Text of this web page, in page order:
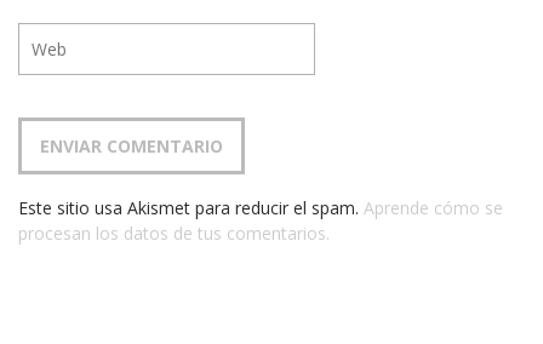
Este sitio usa Akismet para reducir el spam. Aprende cómo se
procesan los datos de tus comentarios.